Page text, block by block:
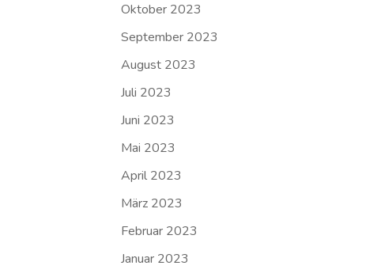
Oktober 2023
September 2023
August 2023
Juli 2023
Juni 2023
Mai 2023
April 2023
März 2023
Februar 2023
Januar 2023